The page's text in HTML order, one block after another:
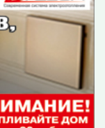
разрешения
(не закрытая
конкретную